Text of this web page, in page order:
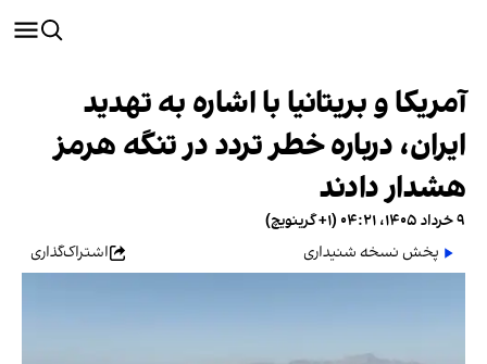
آمریکا و بریتانیا با اشاره به تهدید
ایران، درباره خطر تردد در تنگه هرمز
هشدار دادند
۹ خرداد ۱۴۰۵، ۰۴:۲۱ (‎+۱ گرینویچ)
پخش نسخه شنیداری
اشتراک‌گذاری